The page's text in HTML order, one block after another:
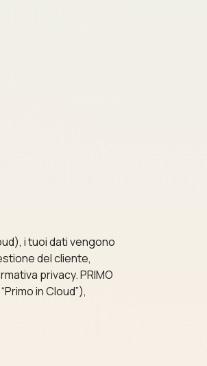
i tuoi dati vengono
del cliente,
privacy. PRIMO
in Cloud”),